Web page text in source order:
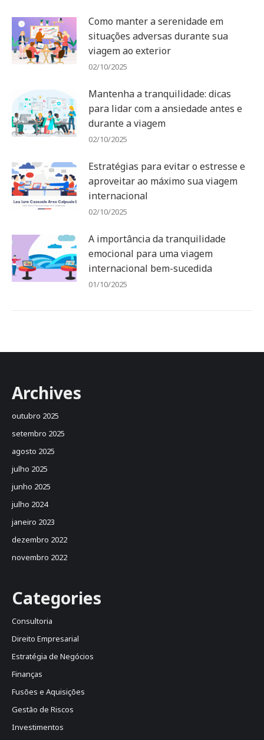
Como manter a serenidade em
situações adversas durante sua
viagem ao exterior
02/10/2025
Mantenha a tranquilidade: dicas
para lidar com a ansiedade antes e
durante a viagem
02/10/2025
Estratégias para evitar o estresse e
aproveitar ao máximo sua viagem
internacional
02/10/2025
A importância da tranquilidade
emocional para uma viagem
internacional bem-sucedida
01/10/2025
Archives
outubro 2025
setembro 2025
agosto 2025
julho 2025
junho 2025
julho 2024
janeiro 2023
dezembro 2022
novembro 2022
Categories
Consultoria
Direito Empresarial
Estratégia de Negócios
Finanças
Fusões e Aquisições
Gestão de Riscos
Investimentos